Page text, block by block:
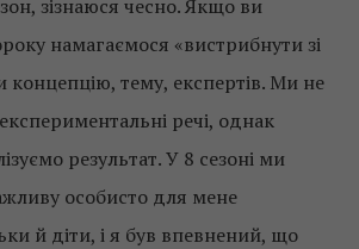
зізнаюся чесно. Якщо ви
намагаємося «вистрибнути зі
концепцію, тему, експертів. Ми не
речі, однак
результат. У 8 сезоні ми
особисто для мене
й діти, і я був впевнений, що